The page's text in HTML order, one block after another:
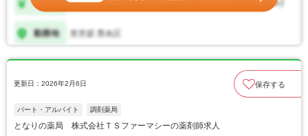
更新日：2026年2月6日 保存する
パート・アルバイト 調剤薬局
となりの薬局 株式会社ＴＳファーマシーの薬剤師求人